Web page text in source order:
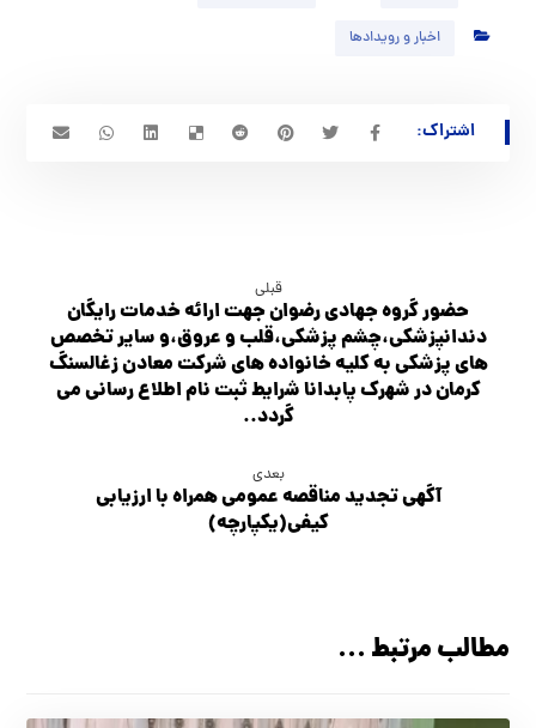
اخبار و رویدادها
قبلی
حضور گروه جهادی رضوان جهت ارائه خدمات رایگان
دندانپزشکی،چشم پزشکی،قلب و عروق،و سایر تخصص
های پزشکی به کلیه خانواده های شرکت معادن زغالسنگ
کرمان در شهرک پابدانا شرایط ثبت نام اطلاع رسانی می
گردد..
بعدی
آگهي تجديد مناقصه عمومی همراه با ارزیابی
کیفی(یکپارچه)
مطالب مرتبط ...